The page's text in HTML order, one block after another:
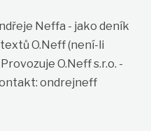
Neffa - jako deník
O.Neff (není-li
O.Neff s.r.o. -
ondrejneff